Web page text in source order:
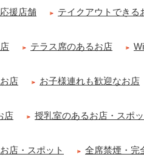
ワンプレートランチ登場！！パスタや
ぎ家 -時代家 旬-
ン専門の顧問契約 】 冷え性改善協会
援店舗 テイクアウトできる
テラス席のあるお店
店 お子様連れも歓迎なお店
店 授乳室のあるお店・スポ
店・スポット 全席禁煙・完